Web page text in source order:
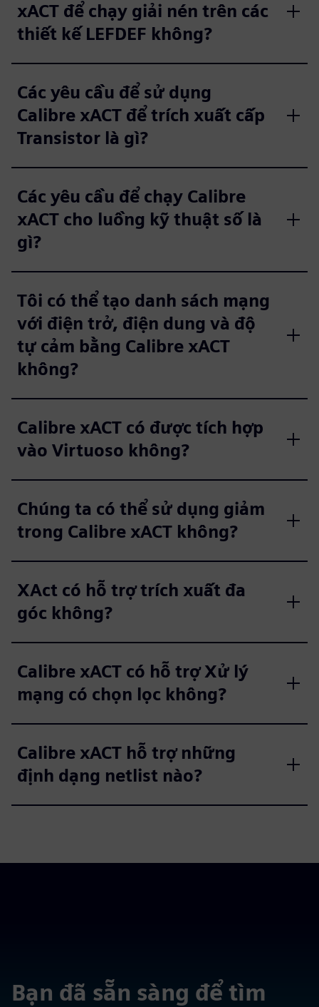
xACT để chạy giải nén trên các
thiết kế LEFDEF không?
Các yêu cầu để sử dụng
Calibre xACT để trích xuất cấp
Transistor là gì?
Các yêu cầu để chạy Calibre
xACT cho luồng kỹ thuật số là
gì?
Tôi có thể tạo danh sách mạng
với điện trở, điện dung và độ
tự cảm bằng Calibre xACT
không?
Calibre xACT có được tích hợp
vào Virtuoso không?
Chúng ta có thể sử dụng giảm
trong Calibre xACT không?
XAct có hỗ trợ trích xuất đa
góc không?
Calibre xACT có hỗ trợ Xử lý
mạng có chọn lọc không?
Calibre xACT hỗ trợ những
định dạng netlist nào?
Bạn đã sẵn sàng để tìm